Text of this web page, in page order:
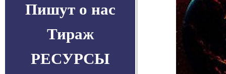
Пишут о нас
Тираж
РЕСУРСЫ